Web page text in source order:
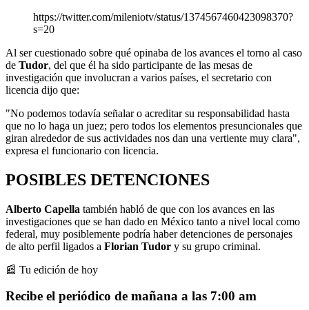
https://twitter.com/mileniotv/status/1374567460423098370?
s=20
Al ser cuestionado sobre qué opinaba de los avances el torno al caso
de Tudor, del que él ha sido participante de las mesas de
investigación que involucran a varios países, el secretario con
licencia dijo que:
"No podemos todavía señalar o acreditar su responsabilidad hasta
que no lo haga un juez; pero todos los elementos presuncionales que
giran alrededor de sus actividades nos dan una vertiente muy clara",
expresa el funcionario con licencia.
POSIBLES DETENCIONES
Alberto Capella también habló de que con los avances en las
investigaciones que se han dado en México tanto a nivel local como
federal, muy posiblemente podría haber detenciones de personajes
de alto perfil ligados a Florian Tudor y su grupo criminal.
📰 Tu edición de hoy
Recibe el periódico de mañana a las 7:00 am